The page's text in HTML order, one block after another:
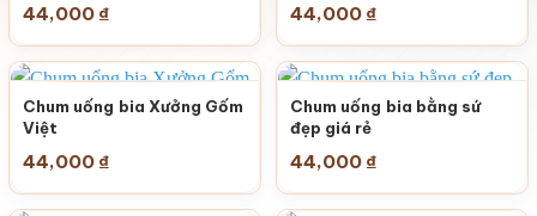
44,000 ₫ 44,000 ₫
Chum uống bia Xưởng Gốm
Việt
44,000 ₫
Chum uống bia bằng sứ
đẹp giá rẻ
44,000 ₫